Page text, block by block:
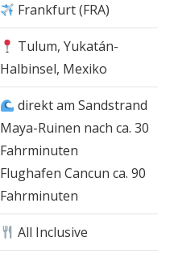
Frankfurt (FRA)
Tulum, Yukatán-
Halbinsel, Mexiko
direkt am Sandstrand
Maya-Ruinen nach ca. 30
Fahrminuten
Flughafen Cancun ca. 90
Fahrminuten
All Inclusive